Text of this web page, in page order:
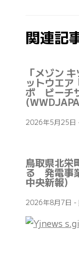
関連記
「メゾン
ットウエア
ボ ビーチ
2026年5月25日
鳥取県北栄
る 発電事
中央新報)
2026年8月7日 -